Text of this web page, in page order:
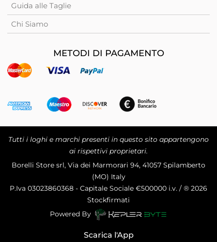
Guida alle Taglie
Chi Siamo
METODI DI PAGAMENTO
Tutti i loghi e marchi presenti in questo sito appartengono
ai rispettivi proprietari.
Borelli Store srl, Via dei Marmorari 94, 41057 Spilamberto
(MO) Italy
P.Iva 03023860368 - Capitale Sociale €500000 i.v. / ® 2026
Stockfirmati
Powered By
Scarica l'App